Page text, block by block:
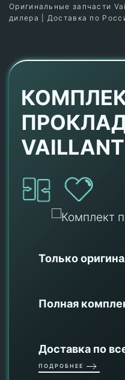
Оригинальные запчасти
дилера | Доставка по
VAILLANT
Только
Полная
Доставка по
ПОДРОБНЕЕ